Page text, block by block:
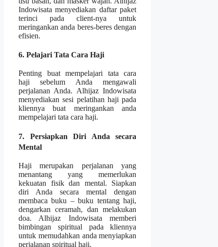
Indowisata menyediakan daftar paket
terinci pada client-nya untuk
meringankan anda beres-beres dengan
efisien.
6. Pelajari Tata Cara Haji
Penting buat mempelajari tata cara
haji sebelum Anda mengawali
perjalanan Anda. Alhijaz Indowisata
menyediakan sesi pelatihan haji pada
kliennya buat meringankan anda
mempelajari tata cara haji.
7. Persiapkan Diri Anda secara
Mental
Haji merupakan perjalanan yang
menantang yang memerlukan
kekuatan fisik dan mental. Siapkan
diri Anda secara mental dengan
membaca buku – buku tentang haji,
dengarkan ceramah, dan melakukan
doa. Alhijaz Indowisata memberi
bimbingan spiritual pada kliennya
untuk memudahkan anda menyiapkan
perjalanan spiritual haji.